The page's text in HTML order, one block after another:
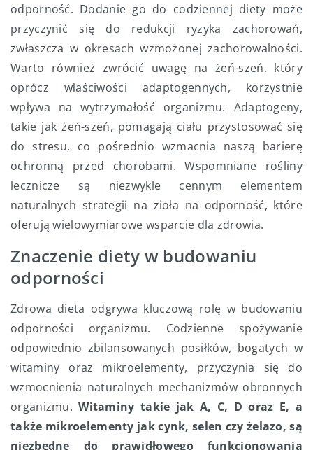
odporność. Dodanie go do codziennej diety może
przyczynić się do redukcji ryzyka zachorowań,
zwłaszcza w okresach wzmożonej zachorowalności.
Warto również zwrócić uwagę na żeń-szeń, który
oprócz właściwości adaptogennych, korzystnie
wpływa na wytrzymałość organizmu. Adaptogeny,
takie jak żeń-szeń, pomagają ciału przystosować się
do stresu, co pośrednio wzmacnia naszą barierę
ochronną przed chorobami. Wspomniane rośliny
lecznicze są niezwykle cennym elementem
naturalnych strategii na zioła na odporność, które
oferują wielowymiarowe wsparcie dla zdrowia.
Znaczenie diety w budowaniu
odporności
Zdrowa dieta odgrywa kluczową rolę w budowaniu
odporności organizmu. Codzienne spożywanie
odpowiednio zbilansowanych posiłków, bogatych w
witaminy oraz mikroelementy, przyczynia się do
wzmocnienia naturalnych mechanizmów obronnych
organizmu.Witaminy takie jak A, C, D oraz E, a
także mikroelementy jak cynk, selen czy żelazo, są
niezbędne do prawidłowego funkcjonowania